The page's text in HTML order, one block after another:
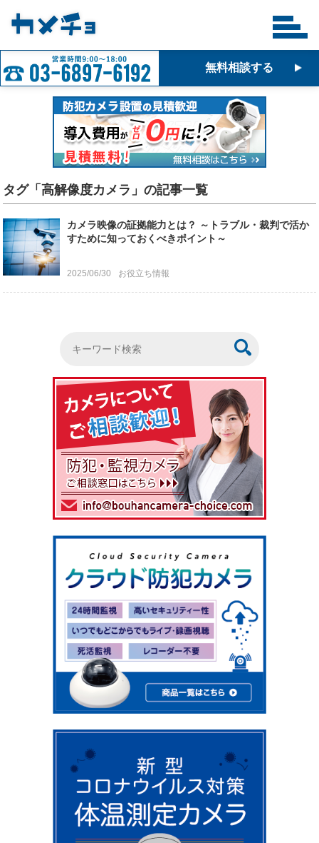
無料相談する
タグ「高解像度カメラ」の記事一覧
カメラ映像の証拠能力とは？ ～トラブル・裁判で活か
すために知っておくべきポイント～
2025/06/30 お役立ち情報